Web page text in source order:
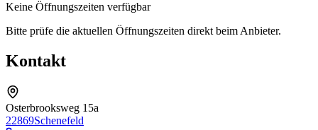
Keine Öffnungszeiten verfügbar
Bitte prüfe die aktuellen Öffnungszeiten direkt beim Anbieter.
Kontakt
Osterbrooksweg 15a
22869Schenefeld